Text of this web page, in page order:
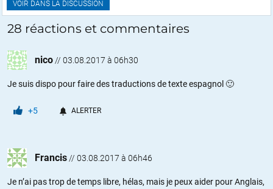
VOIR DANS LA DISCUSSION
28 réactions et commentaires
nico // 03.08.2017 à 06h30
Je suis dispo pour faire des traductions de texte espagnol 🙂
+5 ALERTER
Francis // 03.08.2017 à 06h46
Je n’ai pas trop de temps libre, hélas, mais je peux aider pour Anglais,